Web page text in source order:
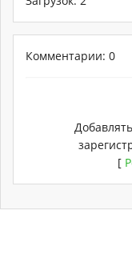
Комментарии: 0
[